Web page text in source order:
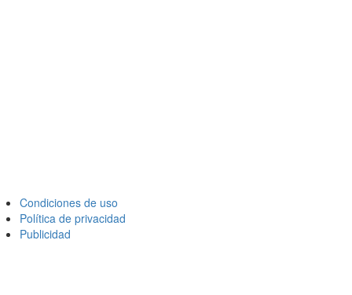
Condiciones de uso
Política de privacidad
Publicidad